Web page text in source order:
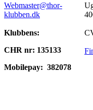
Webmaster@thor-
klubben.dk
Klubbens:
CHR nr: 135133
Mobilepay: 382078